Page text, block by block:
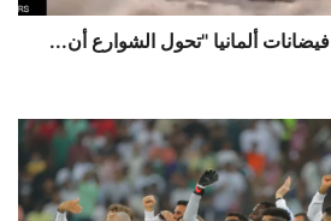
ألمانيا "تحول الشوارع أن...